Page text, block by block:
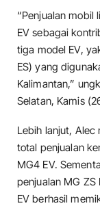
“Penjualan
EV sebagai
tiga model EV,
ES) yang
Kalimantan,”
Selatan, Kamis
Lebih lanjut,
total penjualan
MG4 EV.
penjualan MG
EV berhasil